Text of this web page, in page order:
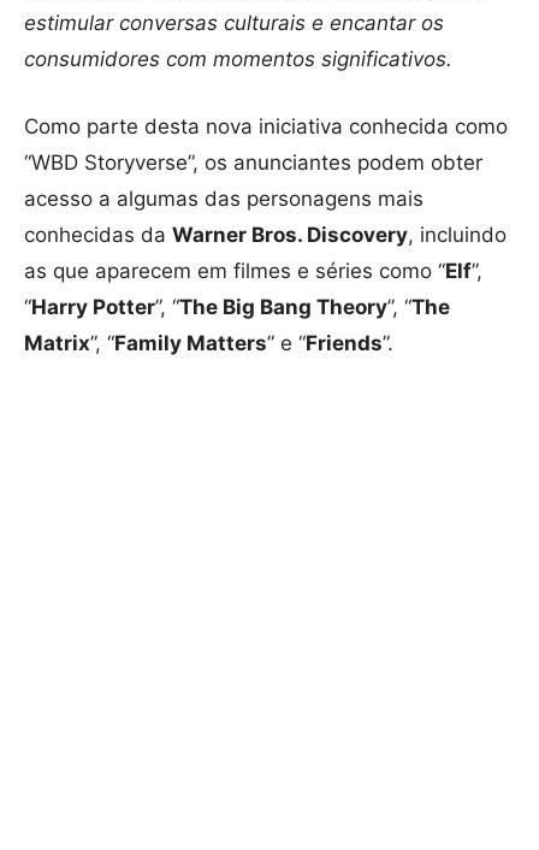
estimular conversas culturais e encantar os
consumidores com momentos significativos.
Como parte desta nova iniciativa conhecida como
“WBD Storyverse”, os anunciantes podem obter
acesso a algumas das personagens mais
conhecidas da Warner Bros. Discovery, incluindo
as que aparecem em filmes e séries como “Elf”,
“Harry Potter”, “The Big Bang Theory”, “The
Matrix”, “Family Matters” e “Friends”.